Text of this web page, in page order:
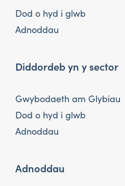
Dod o hyd i glwb
Adnoddau
Diddordeb yn y sector
Gwybodaeth am Glybiau
Dod o hyd i glwb
Adnoddau
Adnoddau